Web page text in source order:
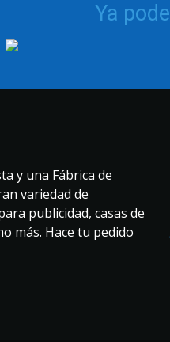
Ya
y una Fábrica de
variedad de
publicidad, casas de
más. Hace tu pedido